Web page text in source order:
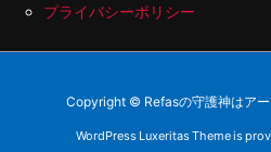
プライバシーポリシー
Copyright © Refasの守護神はア
WordPress Luxeritas Theme is